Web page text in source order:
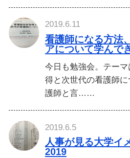
2019.6.11
看護師になる方法
アについて学んで
今日も勉強会。テー
得と次世代の看護師
護師と言……
2019.6.5
人事が見る大学イ
2019